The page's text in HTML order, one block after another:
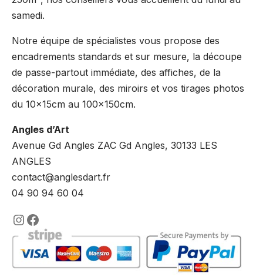
samedi.
Notre équipe de spécialistes vous propose des
encadrements standards et sur mesure, la découpe
de passe-partout immédiate, des affiches, de la
décoration murale, des miroirs et vos tirages photos
du 10x15cm au 100x150cm.
Angles d’Art
Avenue Gd Angles ZAC Gd Angles, 30133 LES
ANGLES
contact@anglesdart.fr
04 90 94 60 04
https://www.instagram.com/
https://www.facebook.com/